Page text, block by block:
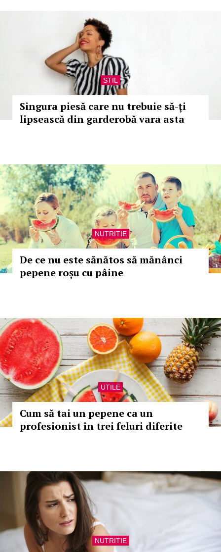
STIL
Singura piesă care nu trebuie să-ți
lipsească din garderobă vara asta
NUTRITIE
De ce nu este sănătos să mănânci
pepene roșu cu pâine
UTILE
Cum să tai un pepene ca un
profesionist în trei feluri diferite
NUTRITIE